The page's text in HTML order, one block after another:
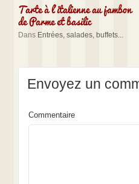
Tarte à l’italienne au jambon
de Parme et basilic
Dans Entrées, salades, buffets...
Envoyez un
Commentaire